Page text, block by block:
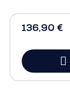
136,90 €